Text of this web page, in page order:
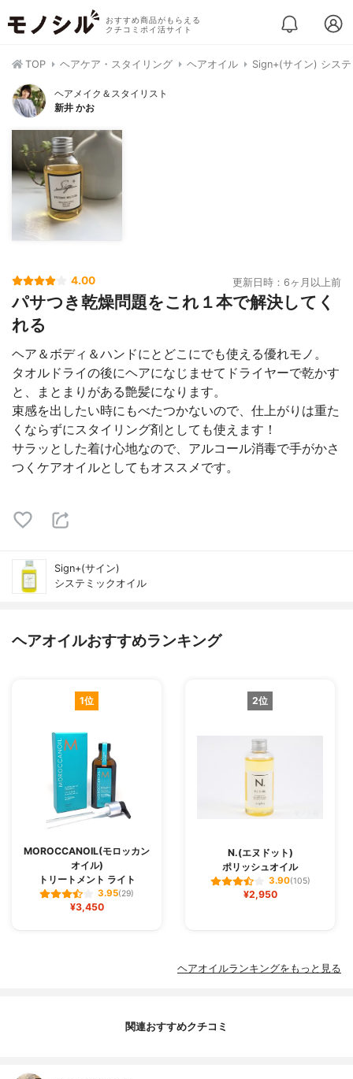
おすすめ商品がもらえる
クチコミポイ活サイト
TOP ヘアケア・スタイリング ヘアオイル Sign+(サイン) シス
ヘアメイク＆スタイリスト
新井 かお
4.00 更新日時：6ヶ月以上前
パサつき乾燥問題をこれ１本で解決してく
れる
ヘア＆ボディ＆ハンドにとどこにでも使える優れモノ。
タオルドライの後にヘアになじませてドライヤーで乾かす
と、まとまりがある艶髪になります。
束感を出したい時にもべたつかないので、仕上がりは重た
くならずにスタイリング剤としても使えます！
サラッとした着け心地なので、アルコール消毒で手がかさ
つくケアオイルとしてもオススメです。
Sign+(サイン)
システミックオイル
ヘアオイルおすすめランキング
1位
MOROCCANOIL(モロッカン
オイル)
トリートメント ライト
3.95(29)
¥3,450
2位
N.(エヌドット)
ポリッシュオイル
3.90(105)
¥2,950
ヘアオイルランキングをもっと見る
関連おすすめクチコミ